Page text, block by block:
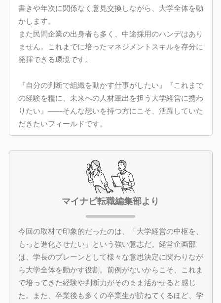
書きや年次に関係なく意見交換しながら、大学全体を動
かします。
また民間企業の出身者も多く、中途採用のハンデはあり
ません。これまでに培ったマネジメントスキルを存分に
発揮できる環境です。
『自分の判断で組織を動かす仕事がしたい』『これまで
の経験を糧に、未来への人材輩出を担う大学経営に携わ
りたい』――そんな想いを持つ方にこそ、活躍していた
だきたいフィールドです。
マイナビ転職編集部より
今回の取材で印象的だったのは、「大学経営の中枢を、
もっと進化させたい」という強い意志だ。経営企画部
は、学長のブレーンとして様々な意思決定に関わりなが
ら大学全体を動かす役割。前例がないからこそ、これま
で培ってきた経験や判断力がそのまま活かせると感じ
た。また、卒業後も多くの卒業生が訪ねてくるほど、学